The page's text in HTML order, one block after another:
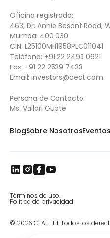
Oficina registrada:
463, Dr. Annie Besant Road,
Mumbai 400 030
CIN: L25100MH1958PLC011041
Teléfono: +91 22 2493 0621
Fax: +91 22 2529 7423
Email: investors@ceat.com
Persona de Contacto:
Ms. Vallari Gupte
BlogSobre NosotrosEventos
© 2026 CEAT Ltd. Todos los
Términos de uso.
Política de privacidad